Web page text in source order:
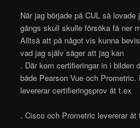
När jag började på CUL så
gångs skull skulle försöka få ner
Alltså att på något vis kunna
vad jag själv säger att jag kan
. Där kom certifieringar in i bilden
både Pearson Vue och Prometric.
levererar certifieringsprov åt t.ex
. Cisco och Prometric levererar